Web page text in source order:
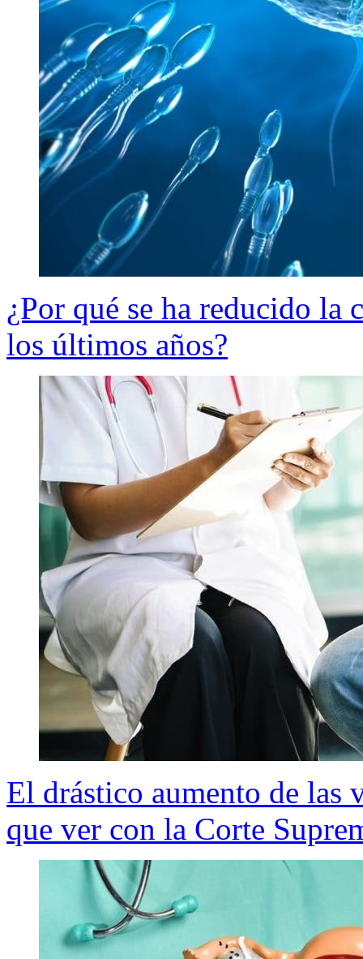
¿Por qué se ha reducido la
los últimos años?
El drástico aumento de las
que ver con la Corte